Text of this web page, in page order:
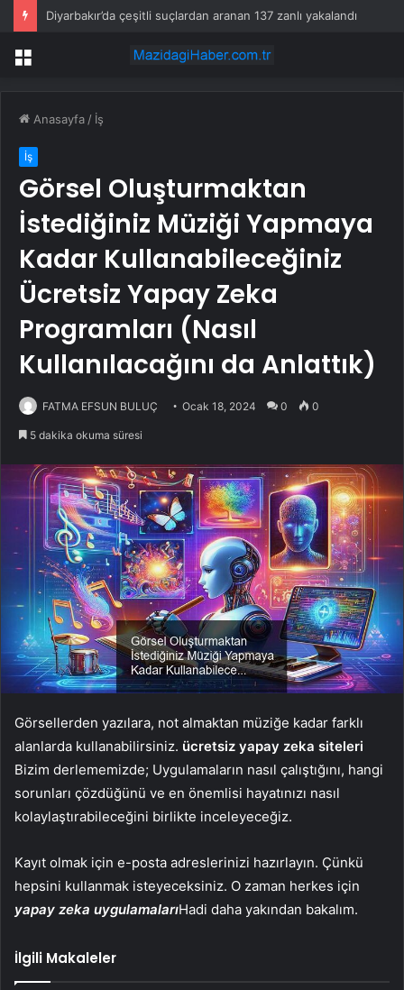
Diyarbakır’da çeşitli suçlardan aranan 137 zanlı yakalandı
Menü
Anasayfa / İş
İş
Görsel Oluşturmaktan
İstediğiniz Müziği Yapmaya
Kadar Kullanabileceğiniz
Ücretsiz Yapay Zeka
Programları (Nasıl
Kullanılacağını da Anlattık)
FATMA EFSUN BULUÇ Ocak 18, 2024 0 0
5 dakika okuma süresi
Görsellerden yazılara, not almaktan müziğe kadar farklı
alanlarda kullanabilirsiniz. ücretsiz yapay zeka siteleri
Bizim derlememizde; Uygulamaların nasıl çalıştığını, hangi
sorunları çözdüğünü ve en önemlisi hayatınızı nasıl
kolaylaştırabileceğini birlikte inceleyeceğiz.
Kayıt olmak için e-posta adreslerinizi hazırlayın. Çünkü
hepsini kullanmak isteyeceksiniz. O zaman herkes için
yapay zeka uygulamalarıHadi daha yakından bakalım.
İlgili Makaleler